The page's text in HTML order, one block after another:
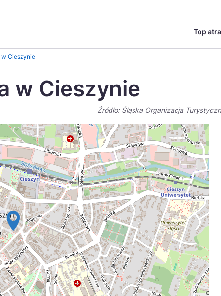
Top
Ambasador miejsca UNESCO
Uzdrowiska Polskie
Szlaki kulinarne
Norsk Suomi
w Cieszynie
w Cieszynie
Źródło: Śląska Organizacja